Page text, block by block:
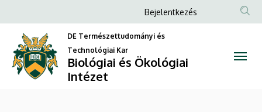
Növénytani
Tanszék
a
tartalomra
Anonim
Felhasználói
fiók
menüje
Bejelentkezés
DE Természettudományi és
Technológiai Kar
Biológiai és Ökológiai
Intézet